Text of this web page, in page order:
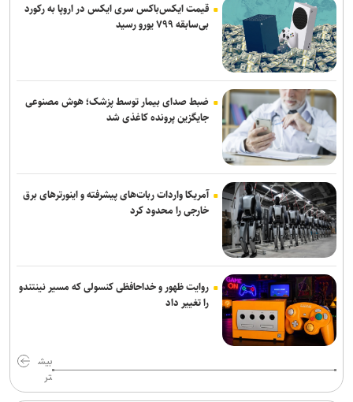
قیمت ایکس‌باکس سری ایکس در اروپا به رکورد
بی‌سابقه ۷۹۹ یورو رسید
ضبط صدای بیمار توسط پزشک؛ هوش مصنوعی
جایگزین پرونده کاغذی شد
آمریکا واردات ربات‌های پیشرفته و اینورترهای برق
خارجی را محدود کرد
روایت ظهور و خداحافظی کنسولی که مسیر نینتندو
را تغییر داد
بیش
تر